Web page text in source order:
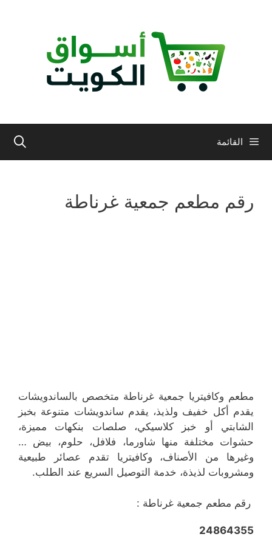
القائمة
رقم مطعم جمعية غرناطة
مطعم وكافيتريا جمعية غرناطة متخصص بالساندويشات
يقدم أكل خفيف ولذيذ، يقدم ساندويشات متنوعة بخبز
الشابتي أو خبز كلاسيكي، صلصات بنكهات مميزة،
حشوات مختلفة منها شاورما، فلافل، حلوم، بيض …
وغيرها من الأصناف، وكافيتريا تقدم عصائر طبيعية
ومشروبات لذيذة، خدمة التوصيل السريع عند الطلب.
رقم مطعم جمعية غرناطة :
24864355